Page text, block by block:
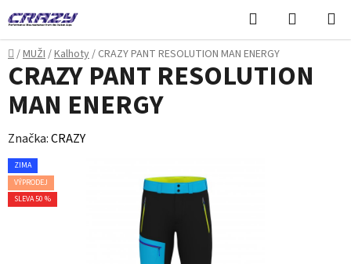
na
obsah
Hledat
KOŠÍK
Domů
/MUŽI/Kalhoty/ CRAZY PANT RESOLUTION MAN ENERGY
CRAZY PANT RESOLUTION
MAN ENERGY
Značka:CRAZY
ZIMA
VÝPRODEJ
SLEVA 50 %